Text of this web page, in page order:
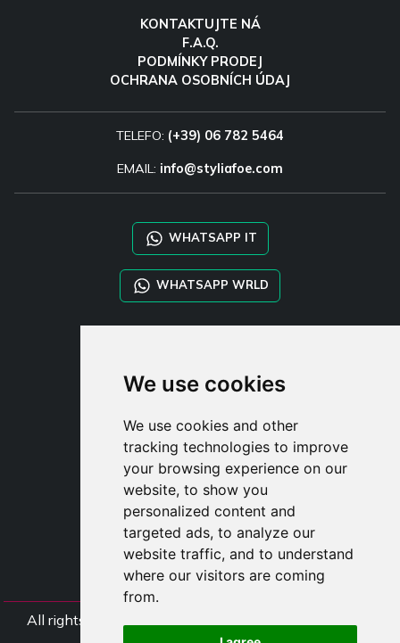
We use cookies
We use cookies and other
tracking technologies to improve
your browsing experience on our
website, to show you
personalized content and
targeted ads, to analyze our
website traffic, and to understand
where our visitors are coming
from.
KONTAKTUJTE NÁ
F.A.Q.
PODMÍNKY PRODEJ
OCHRANA OSOBNÍCH ÚDAJ
TELEFO: (+39) 06 782 5464
EMAIL: info@styliafoe.com
WHATSAPP IT
WHATSAPP WRLD
TAYLOR MADE ORDERS
UŽIVATE
ZAREGISTROVA
PŘIHLÁSIT S
NÁKUPNÍ KOŠÍ
All rights Styliafoe s.r.l. © 2025 - DI IT15015641002